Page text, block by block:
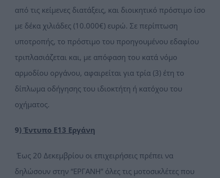
από τις κείμενες διατάξεις, και διοικητικό πρόστιμο ίσο
με δέκα χιλιάδες (10.000€) ευρώ. Σε περίπτωση
υποτροπής, το πρόστιμο του προηγουμένου εδαφίου
τριπλασιάζεται και, με απόφαση του κατά νόμο
αρμοδίου οργάνου, αφαιρείται για τρία (3) έτη το
δίπλωμα οδήγησης του ιδιοκτήτη ή κατόχου του
οχήματος.
9) Έντυπο Ε13 Εργάνη
Έως 20 Δεκεμβρίου οι επιχειρήσεις πρέπει να
δηλώσουν στην “ΕΡΓΑΝΗ” όλες τις μοτοσικλέτες που